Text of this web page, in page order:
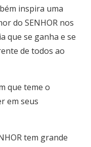
inspira uma
do SENHOR nos
que se ganha e se
de todos ao
que teme o
em seus
tem grande